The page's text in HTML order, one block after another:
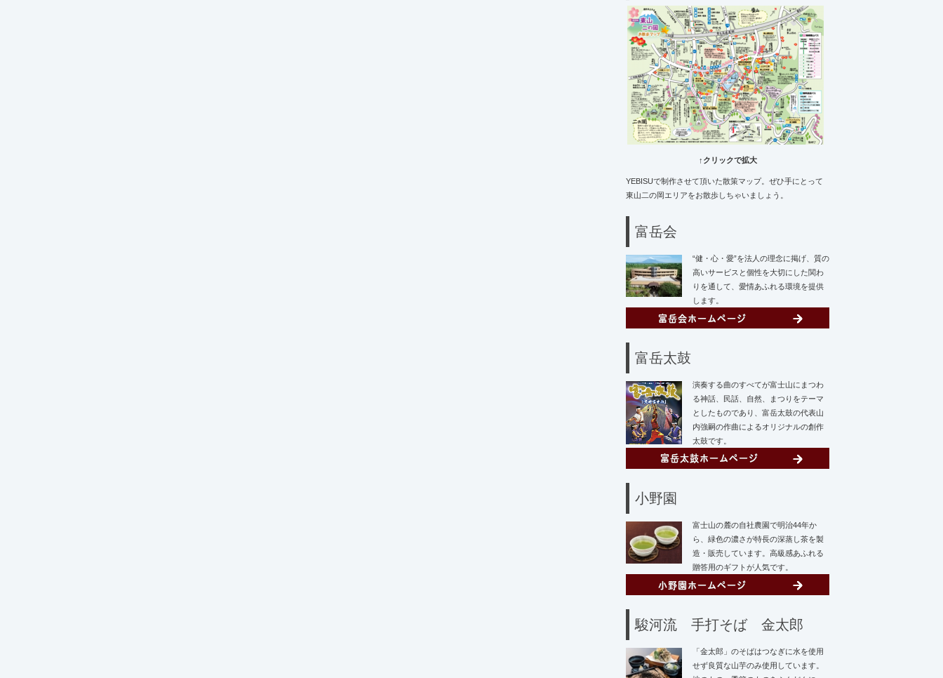
↑クリックで拡大
YEBISUで制作させて頂いた散策マップ。ぜひ手にとって
東山二の岡エリアをお散歩しちゃいましょう。
富岳会
“健・心・愛”を法人の理念に掲げ、質の
高いサービスと個性を大切にした関わ
りを通して、愛情あふれる環境を提供
します。
富岳太鼓
演奏する曲のすべてが富士山にまつわ
る神話、民話、自然、まつりをテーマ
としたものであり、富岳太鼓の代表山
内強嗣の作曲によるオリジナルの創作
太鼓です。
小野園
富士山の麓の自社農園で明治44年か
ら、緑色の濃さが特長の深蒸し茶を製
造・販売しています。高級感あふれる
贈答用のギフトが人気です。
駿河流 手打そば 金太郎
「金太郎」のそばはつなぎに水を使用
せず良質な山芋のみ使用しています。